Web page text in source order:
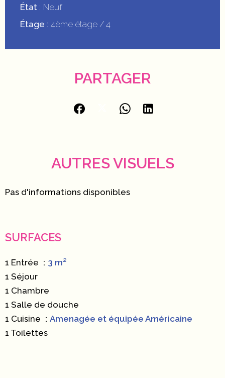
État
Neuf
Étage
4ème étage / 4
PARTAGER
AUTRES VISUELS
Pas d'informations disponibles
SURFACES
1 Entrée
3 m²
1 Séjour
1 Chambre
1 Salle de douche
1 Cuisine
Amenagée et équipée Américaine
1 Toilettes